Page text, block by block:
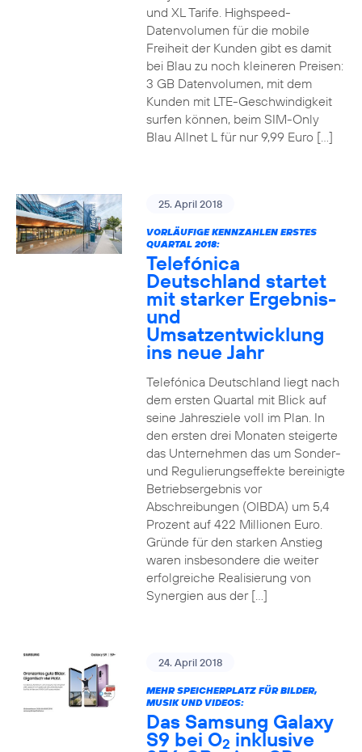
und XL Tarife. Highspeed-
Datenvolumen für die mobile
Freiheit der Kunden gibt es damit
bei Blau zu noch kleineren Preisen:
3 GB Datenvolumen, mit dem
Kunden mit LTE-Geschwindigkeit
surfen können, beim SIM-Only
Blau Allnet L für nur 9,99 Euro […]
25. April 2018
VORLÄUFIGE KENNZAHLEN ERSTES
QUARTAL 2018:
Telefónica
Deutschland startet
mit starker Ergebnis-
und
Umsatzentwicklung
ins neue Jahr
Telefónica Deutschland liegt nach
dem ersten Quartal mit Blick auf
seine Jahresziele voll im Plan. In
den ersten drei Monaten steigerte
das Unternehmen das um Sonder-
und Regulierungseffekte bereinigte
Betriebsergebnis vor
Abschreibungen (OIBDA) um 5,4
Prozent auf 422 Millionen Euro.
Gründe für den starken Anstieg
waren insbesondere die weiter
erfolgreiche Realisierung von
Synergien aus der […]
24. April 2018
MEHR SPEICHERPLATZ FÜR BILDER,
MUSIK UND VIDEOS:
Das Samsung Galaxy
S9 bei O2 inklusive